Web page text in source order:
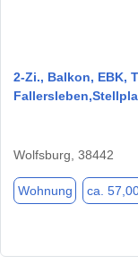
2-Zi., Balkon, EBK,
Wolfsburg, 38442
Wohnung ca.